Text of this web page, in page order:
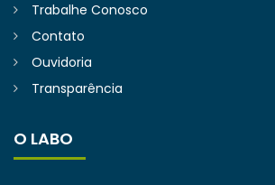
Trabalhe Conosco
Contato
Ouvidoria
Transparência
O LABO